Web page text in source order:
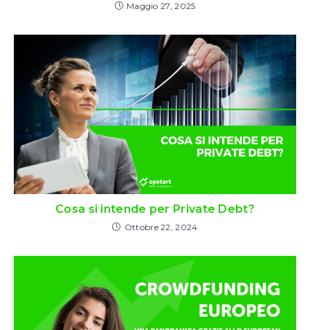
Maggio 27, 2025
Cosa si intende per Private Debt?
Ottobre 22, 2024